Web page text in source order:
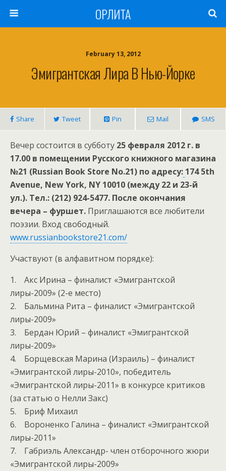
ОРЛИТА
February 13, 2012
Эмигрантская Лира В Нью-Йорке
Share Tweet Pin Mail SMS
Вечер состоится в субботу 25 февраля 2012 г. в
17.00 в помещении Русского книжного магазина
№21 (Russian Book Store No.21) по адресу: 174 5th
Avenue, NewYork, NY 10010 (между 22 и 23-й
ул.). Тел.: (212) 924-5477. После окончания
вечера – фуршет. Приглашаются все любители
поэзии. Вход свободный.
www.russianbookstore21.com/
Участвуют (в алфавитном порядке):
1. Акс Ирина – финалист «Эмигрантской
лиры-2009» (2-е место)
2. Бальмина Рита – финалист «Эмигрантской
лиры-2009»
3. Бердан Юрий – финалист «Эмигрантской
лиры-2009»
4. Борщевская Марина (Израиль) – финалист
«Эмигрантской лиры-2010», победитель
«Эмигрантской лиры-2011» в конкурсе критиков
(за статью о Нелли Закс)
5. Бриф Михаил
6. Вороненко Галина – финалист «Эмигрантской
лиры-2011»
7. Габриэль Александр- член отборочного жюри
«Эмигрантской лиры-2009»